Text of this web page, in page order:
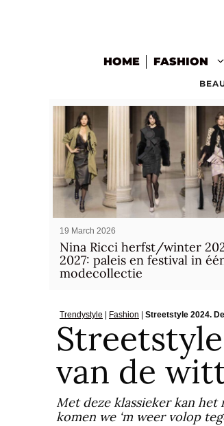
HOME FASHION
19 March 2026
Nina Ricci herfst/winter
2027: paleis en festival in
modecollectie
Trendystyle Fashion Streetstyle 2024.
van de
Met deze klassieker kan
komen we ‘m weer volop